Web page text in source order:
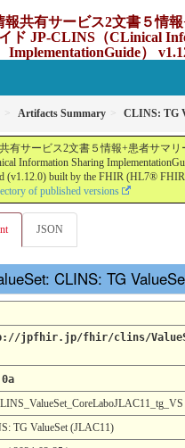
報共有サービス2文書５情
ド JP-CLINS（CLinical
ImplementationGuide）
Artifacts Summary CLINS: TG
有サービス2文書５情報+患者サマ
Information Sharing
(v1.12.0) built by the FHIR (HL7®
of published versions
JSON
CLINS: TG
jpfhir.jp/fhir/clins/ValueSet/
TG ValueSet (JLAC11)